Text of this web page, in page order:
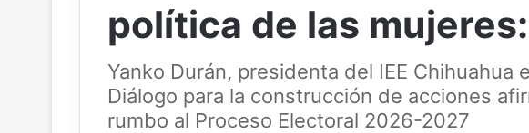
política de las
Yanko Durán, presidenta del IEE Chihuahua
Diálogo para la construcción de acciones
rumbo al Proceso Electoral 2026-2027